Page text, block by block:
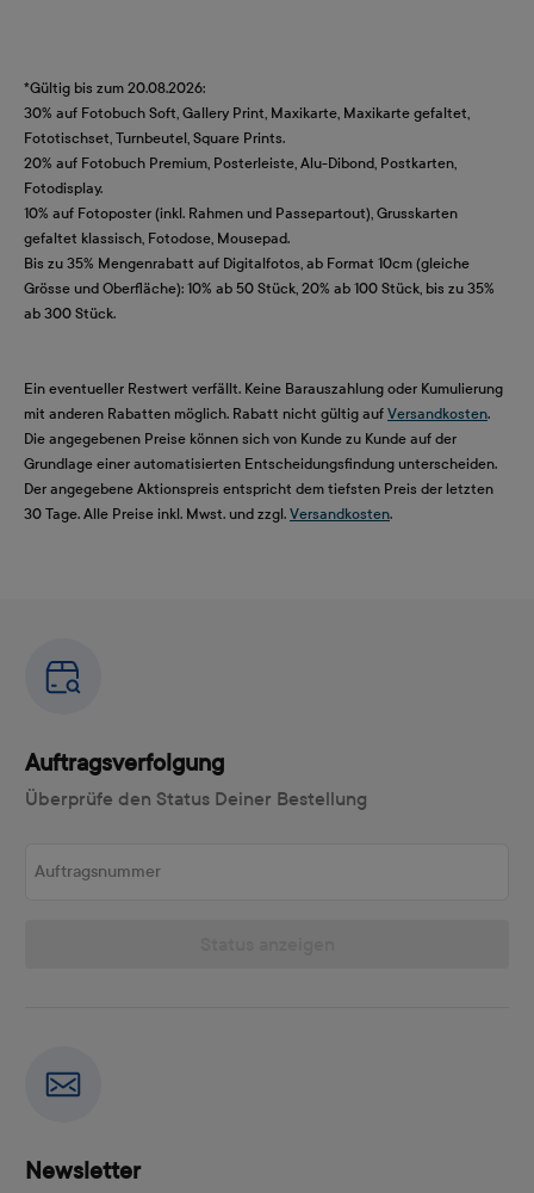
*Gültig bis zum 20.08.2026:
30% auf Fotobuch Soft, Gallery Print, Maxikarte, Maxikarte gefaltet,
Fototischset, Turnbeutel, Square Prints.
20% auf Fotobuch Premium, Posterleiste, Alu-Dibond, Postkarten,
Fotodisplay.
10% auf Fotoposter (inkl. Rahmen und Passepartout), Grusskarten
gefaltet klassisch, Fotodose, Mousepad.
Bis zu 35% Mengenrabatt auf Digitalfotos, ab Format 10cm (gleiche
Grösse und Oberfläche): 10% ab 50 Stück, 20% ab 100 Stück, bis zu 35%
ab 300 Stück.
Ein eventueller Restwert verfällt. Keine Barauszahlung oder Kumulierung
mit anderen Rabatten möglich. Rabatt nicht gültig auf Versandkosten.
Die angegebenen Preise können sich von Kunde zu Kunde auf der
Grundlage einer automatisierten Entscheidungsfindung unterscheiden.
Der angegebene Aktionspreis entspricht dem tiefsten Preis der letzten
30 Tage. Alle Preise inkl. Mwst. und zzgl. Versandkosten.
Auftragsverfolgung
Überprüfe den Status Deiner Bestellung
Newsletter